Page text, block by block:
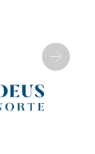
Next